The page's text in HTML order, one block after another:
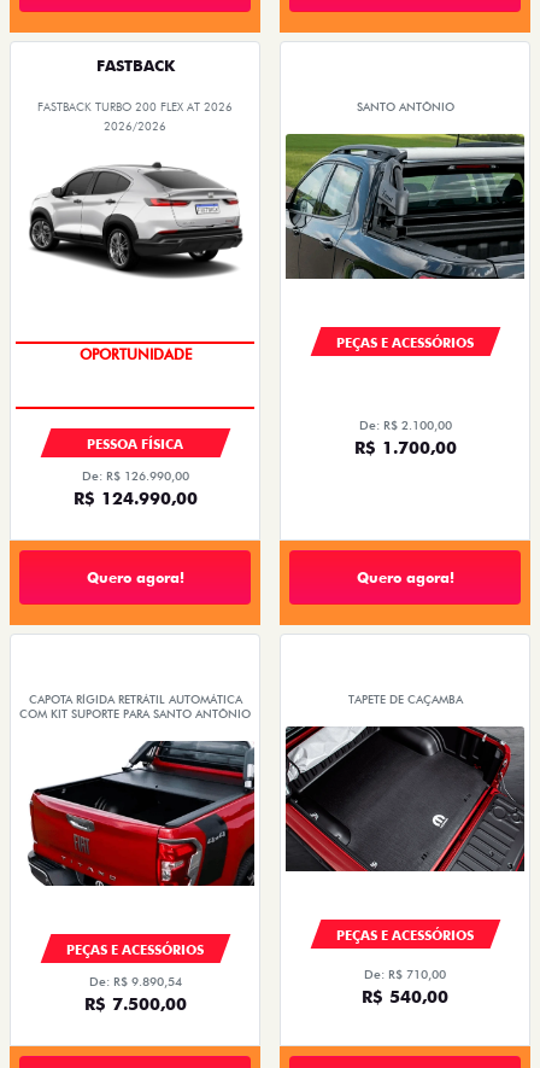
FASTBACK
FASTBACK TURBO 200 FLEX AT 2026
2026/2026
OPORTUNIDADE
PESSOA FÍSICA
De: R$ 126.990,00
R$ 124.990,00
Quero agora!
SANTO ANTÔNIO
PEÇAS E ACESSÓRIOS
De: R$ 2.100,00
R$ 1.700,00
Quero agora!
CAPOTA RÍGIDA RETRÁTIL AUTOMÁTICA
COM KIT SUPORTE PARA SANTO ANTÔNIO
PEÇAS E ACESSÓRIOS
De: R$ 9.890,54
R$ 7.500,00
TAPETE DE CAÇAMBA
PEÇAS E ACESSÓRIOS
De: R$ 710,00
R$ 540,00